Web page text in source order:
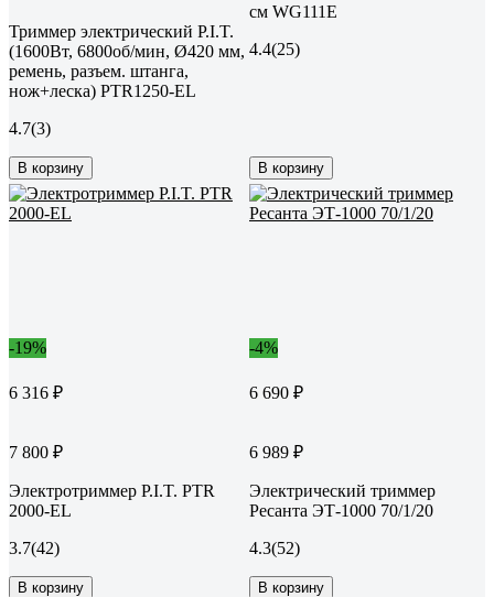
Триммер электрический P.I.T.
(1600Вт, 6800об/мин, Ø420 мм,
ремень, разъем. штанга,
нож+леска) PTR1250-EL
4.7(3)
В корзину
см WG111E
4.4(25)
В корзину
-19%
6 316 ₽
7 800 ₽
Электротриммер P.I.T. PTR
2000-EL
3.7(42)
В корзину
-4%
6 690 ₽
6 989 ₽
Электрический триммер
Ресанта ЭТ-1000 70/1/20
4.3(52)
В корзину